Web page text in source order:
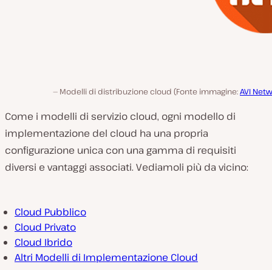
Modelli di distribuzione cloud (Fonte immagine:AVI
Come i modelli di servizio cloud, ogni modello di
implementazione del cloud ha una propria
configurazione unica con una gamma di requisiti
diversi e vantaggi associati. Vediamoli più da vicino:
Cloud Pubblico
Cloud Privato
Cloud Ibrido
Altri Modelli di Implementazione Cloud